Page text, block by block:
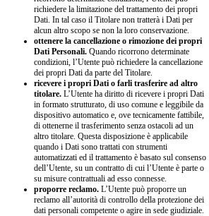
richiedere la limitazione del trattamento dei propri
Dati. In tal caso il Titolare non tratterà i Dati per
alcun altro scopo se non la loro conservazione.
ottenere la cancellazione o rimozione dei propri
Dati Personali. Quando ricorrono determinate
condizioni, l’Utente può richiedere la cancellazione
dei propri Dati da parte del Titolare.
ricevere i propri Dati o farli trasferire ad altro
titolare. L’Utente ha diritto di ricevere i propri Dati
in formato strutturato, di uso comune e leggibile da
dispositivo automatico e, ove tecnicamente fattibile,
di ottenerne il trasferimento senza ostacoli ad un
altro titolare. Questa disposizione è applicabile
quando i Dati sono trattati con strumenti
automatizzati ed il trattamento è basato sul consenso
dell’Utente, su un contratto di cui l’Utente è parte o
su misure contrattuali ad esso connesse.
proporre reclamo. L’Utente può proporre un
reclamo all’autorità di controllo della protezione dei
dati personali competente o agire in sede giudiziale.